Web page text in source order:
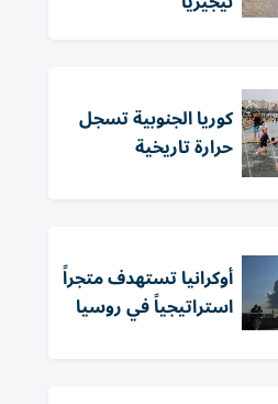
كوريا الجنوبية تسجل
حرارة تاريخية
أوكرانيا تستهدف متجراً
استراتيجياً في روسيا